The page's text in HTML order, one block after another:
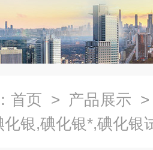
首页 > 产品展示
银,碘化银*,碘化银